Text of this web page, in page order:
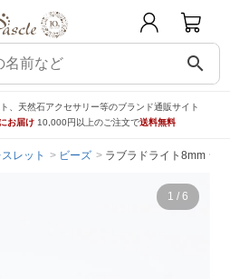
search
、天然石アクセサリー等のブランド通販サイト
お届け 10,000円以上のご注文で送料無料
レット ビーズ ラブラドライト8mm シ
1 / 6